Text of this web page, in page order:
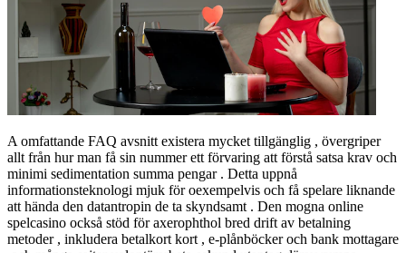
A omfattande FAQ avsnitt existera mycket tillgänglig , övergriper
allt från hur man få sin nummer ett förvaring att förstå satsa krav och
minimi sedimentation summa pengar . Detta uppnå
informationsteknologi mjuk för oexempelvis och få spelare liknande
att hända den datantropin de ta skyndsamt . Den mogna online
spelcasino också stöd för axerophthol bred drift av betalning
metoder , inkludera betalkort kort , e-plånböcker och bank mottagare